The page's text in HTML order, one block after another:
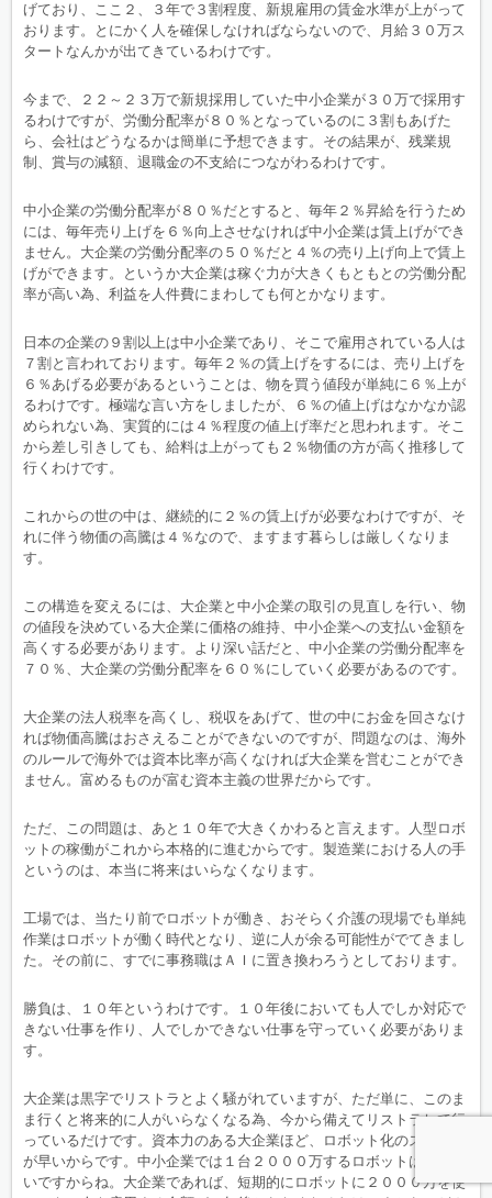
げており、ここ２、３年で３割程度、新規雇用の賃金水準が上がって
おります。とにかく人を確保しなければならないので、月給３０万ス
タートなんかが出てきているわけです。
今まで、２２～２３万で新規採用していた中小企業が３０万で採用す
るわけですが、労働分配率が８０％となっているのに３割もあげた
ら、会社はどうなるかは簡単に予想できます。その結果が、残業規
制、賞与の減額、退職金の不支給につながわるわけです。
中小企業の労働分配率が８０％だとすると、毎年２％昇給を行うため
には、毎年売り上げを６％向上させなければ中小企業は賃上げができ
ません。大企業の労働分配率の５０％だと４％の売り上げ向上で賃上
げができます。というか大企業は稼ぐ力が大きくもともとの労働分配
率が高い為、利益を人件費にまわしても何とかなります。
日本の企業の９割以上は中小企業であり、そこで雇用されている人は
７割と言われております。毎年２％の賃上げをするには、売り上げを
６％あげる必要があるということは、物を買う値段が単純に６％上が
るわけです。極端な言い方をしましたが、６％の値上げはなかなか認
められない為、実質的には４％程度の値上げ率だと思われます。そこ
から差し引きしても、給料は上がっても２％物価の方が高く推移して
行くわけです。
これからの世の中は、継続的に２％の賃上げが必要なわけですが、そ
れに伴う物価の高騰は４％なので、ますます暮らしは厳しくなりま
す。
この構造を変えるには、大企業と中小企業の取引の見直しを行い、物
の値段を決めている大企業に価格の維持、中小企業への支払い金額を
高くする必要があります。より深い話だと、中小企業の労働分配率を
７０％、大企業の労働分配率を６０％にしていく必要があるのです。
大企業の法人税率を高くし、税収をあげて、世の中にお金を回さなけ
れば物価高騰はおさえることができないのですが、問題なのは、海外
のルールで海外では資本比率が高くなければ大企業を営むことができ
ません。富めるものが富む資本主義の世界だからです。
ただ、この問題は、あと１０年で大きくかわると言えます。人型ロボ
ットの稼働がこれから本格的に進むからです。製造業における人の手
というのは、本当に将来はいらなくなります。
工場では、当たり前でロボットが働き、おそらく介護の現場でも単純
作業はロボットが働く時代となり、逆に人が余る可能性がでてきまし
た。その前に、すでに事務職はＡＩに置き換わろうとしております。
勝負は、１０年というわけです。１０年後においても人でしか対応で
きない仕事を作り、人でしかできない仕事を守っていく必要がありま
す。
大企業は黒字でリストラとよく騒がれていますが、ただ単に、このま
ま行くと将来的に人がいらなくなる為、今から備えてリストラして行
っているだけです。資本力のある大企業ほど、ロボット化のスピード
が早いからです。中小企業では１台２０００万するロボットは買えな
いですからね。大企業であれば、短期的にロボットに２０００万を使